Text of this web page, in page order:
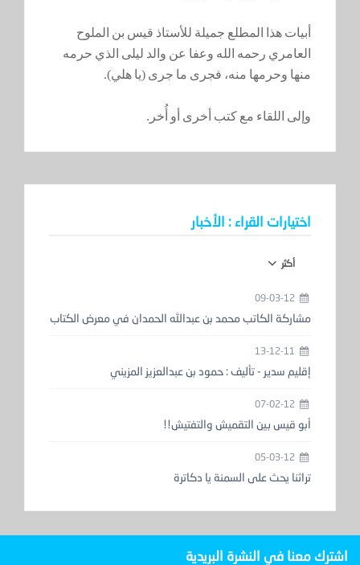
أبيات هذا المطلع جميلة للأستاذ قيس بن الملوح
العامري رحمه الله وعفا عن والد ليلى الذي حرمه
منها وحرمها منه، فجرى ما جرى (يا هلي).
وإلى اللقاء مع كتب أخرى أو أُخر.
اختيارات القراء : الأخبار
أكثر
مشاركة الكاتب محمد بن عبدالله الحمدان في معرض الكتاب
إقليم سدير - تأليف : حمود بن عبدالعزيز المزيني
أبو قيس بين التقميش والتفتيش!!
تراثنا يحث على السمنة يا دكاترة
اشترك معنا في النشرة البريدية